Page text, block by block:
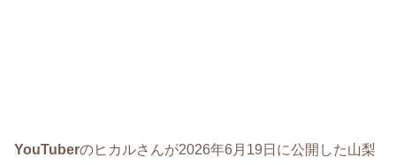
YouTuberのヒカルさんが2026年6月19日に公開した山梨